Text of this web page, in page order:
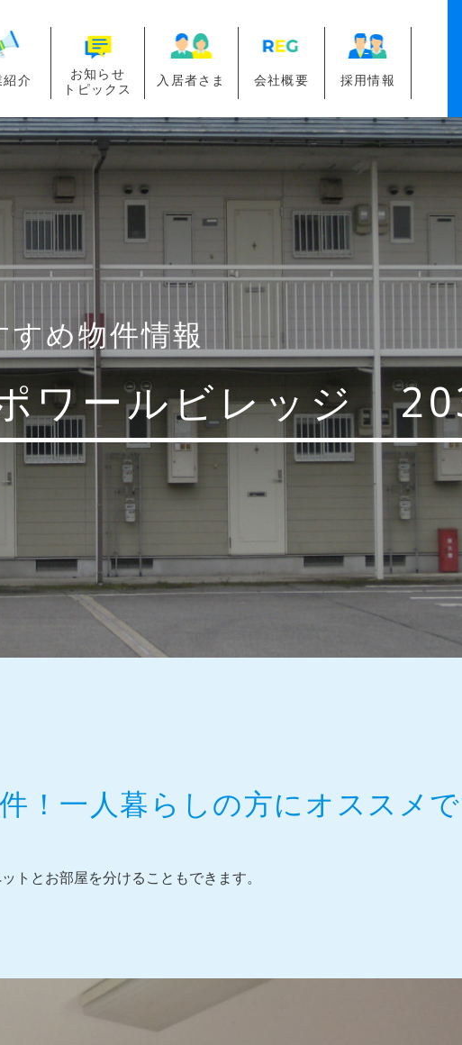
紹介
お知らせ
トピックス
入居者さま 会社概要 採用情報
すめ物件情報
ワールビレッジ
！一人暮らしの方にオススメで
トとお部屋を分けることもできます。